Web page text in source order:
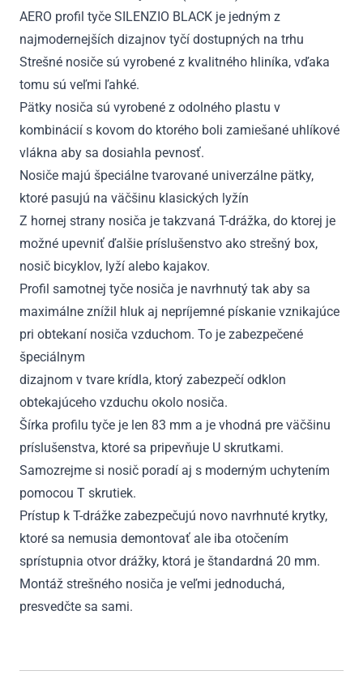
AERO profil tyče SILENZIO BLACK je jedným z
najmodernejších dizajnov tyčí dostupných na trhu
Strešné nosiče sú vyrobené z kvalitného hliníka, vďaka
tomu sú veľmi ľahké.
Pätky nosiča sú vyrobené z odolného plastu v
kombinácií s kovom do ktorého boli zamiešané uhlíkové
vlákna aby sa dosiahla pevnosť.
Nosiče majú špeciálne tvarované univerzálne pätky,
ktoré pasujú na väčšinu klasických lyžín
Z hornej strany nosiča je takzvaná T-drážka, do ktorej je
možné upevniť ďalšie príslušenstvo ako strešný box,
nosič bicyklov, lyží alebo kajakov.
Profil samotnej tyče nosiča je navrhnutý tak aby sa
maximálne znížil hluk aj nepríjemné pískanie vznikajúce
pri obtekaní nosiča vzduchom. To je zabezpečené
špeciálnym
dizajnom v tvare krídla, ktorý zabezpečí odklon
obtekajúceho vzduchu okolo nosiča.
Šírka profilu tyče je len 83 mm a je vhodná pre väčšinu
príslušenstva, ktoré sa pripevňuje U skrutkami.
Samozrejme si nosič poradí aj s moderným uchytením
pomocou T skrutiek.
Prístup k T-drážke zabezpečujú novo navrhnuté krytky,
ktoré sa nemusia demontovať ale iba otočením
sprístupnia otvor drážky, ktorá je štandardná 20 mm.
Montáž strešného nosiča je veľmi jednoduchá,
presvedčte sa sami.